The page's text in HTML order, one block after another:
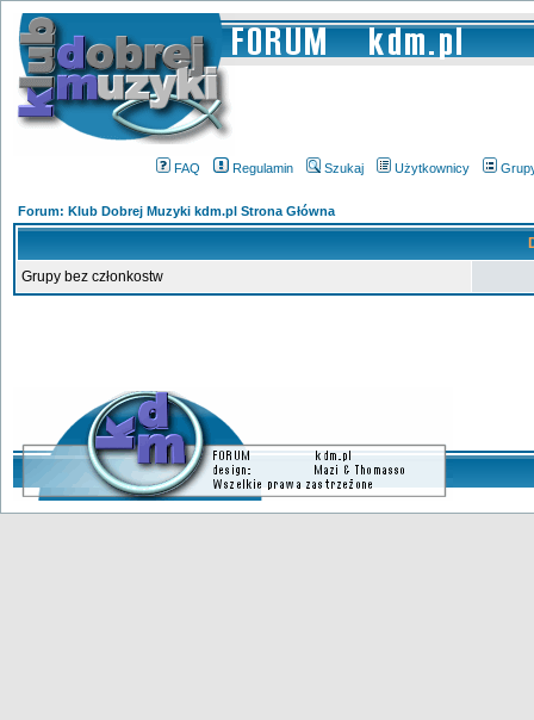
FAQ Regulamin Szukaj Użytkownicy
Forum: Klub Dobrej Muzyki kdm.pl Strona Główna
Grupy bez członkostw